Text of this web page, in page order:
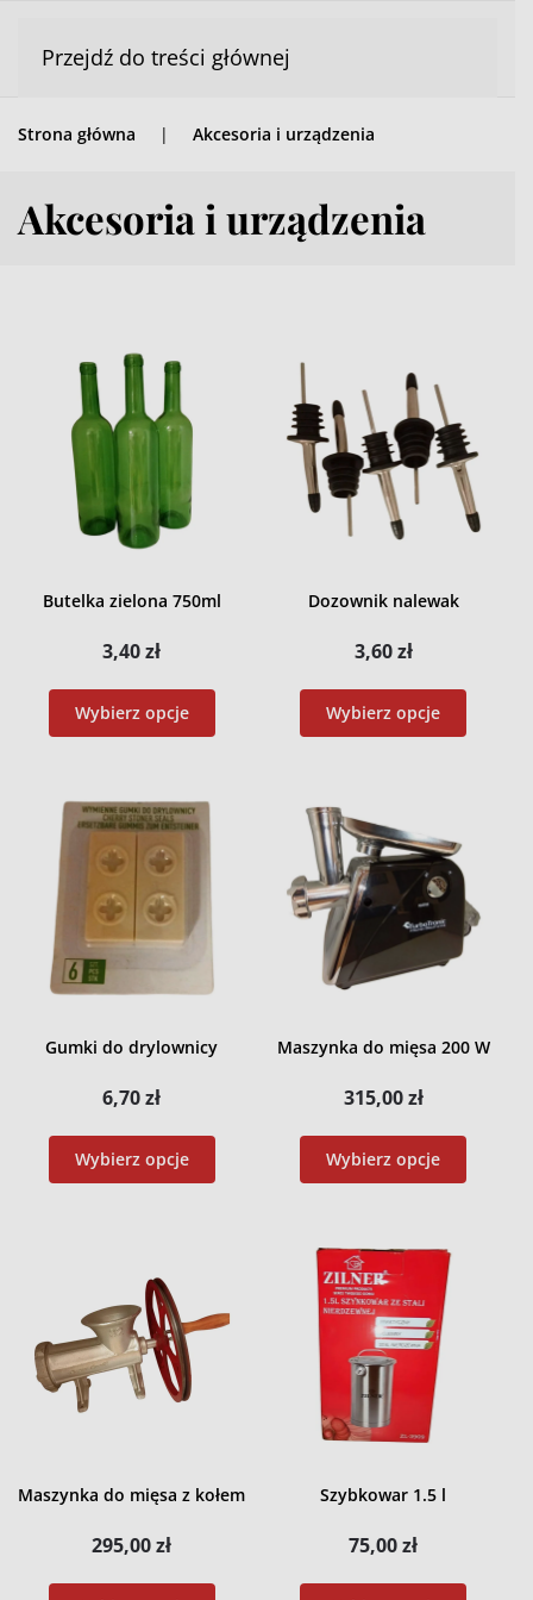
Przejdź do treści głównej
Strona główna Akcesoria i urządzenia
Akcesoria i urządzenia
Butelka zielona 750ml
3,40zł
Wybierz opcje
Dozownik nalewak
3,60zł
Wybierz opcje
Gumki do drylownicy
6,70zł
Wybierz opcje
Maszynka do mięsa 200 W
315,00zł
Wybierz opcje
Maszynka do mięsa z kołem
295,00zł
Szybkowar 1.5 l
75,00zł